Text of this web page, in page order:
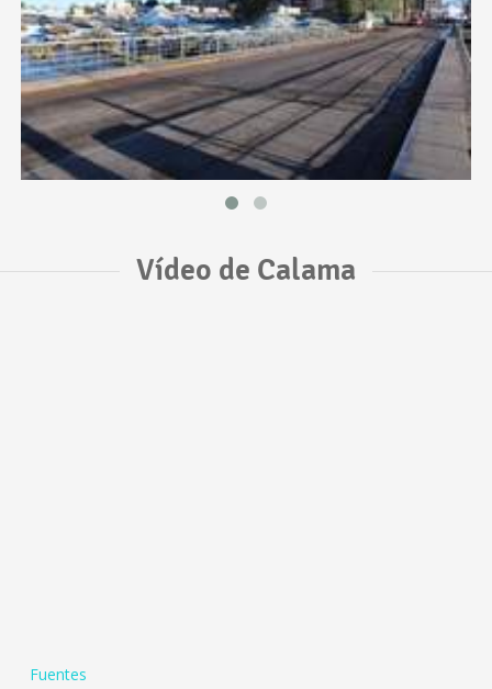
Vídeo de Calama
Fuentes